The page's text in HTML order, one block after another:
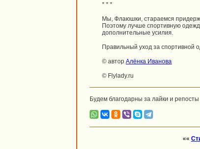
* * *
Мы, Флаюшки, стараемся
Поэтому лучше спортивную
дополнительные усилия.
Правильный уход за спортивной
© автор Алёнка Иванова
© Flylady.ru
Будем благодарны за лайки и репосты
««